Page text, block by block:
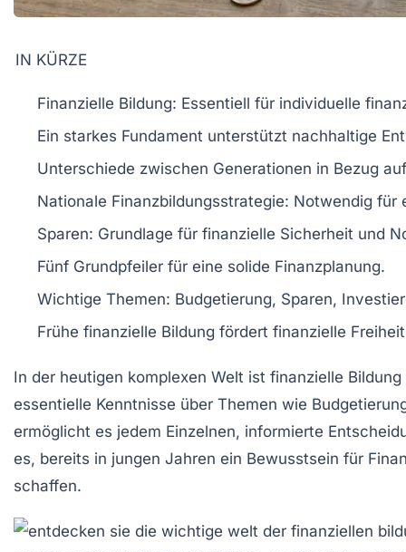
IN KÜRZE
Finanzielle Bildung: Essentiell für individuelle
Ein starkes Fundament unterstützt nachhaltige
Unterschiede zwischen Generationen in Bezug
Nationale Finanzbildungsstrategie: Notwendig für
Sparen: Grundlage für finanzielle Sicherheit und
Fünf Grundpfeiler für eine solide Finanzplanung.
Wichtige Themen: Budgetierung, Sparen,
Frühe finanzielle Bildung fördert finanzielle Freiheit
In der heutigen komplexen Welt ist finanzielle Bildung
essentielle Kenntnisse über Themen wie
ermöglicht es jedem Einzelnen, informierte
es, bereits in jungen Jahren ein Bewusstsein für
schaffen.